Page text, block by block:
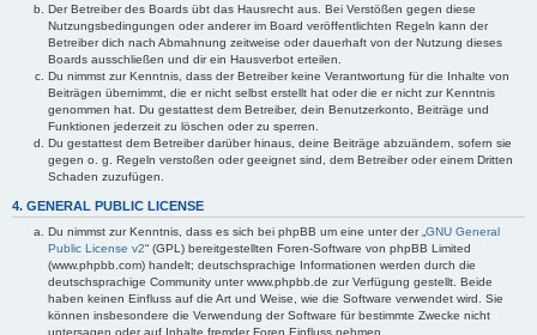
Der Betreiber des Boards übt das Hausrecht aus. Bei Verstößen gegen diese
Nutzungsbedingungen oder anderer im Board veröffentlichten Regeln kann der
Betreiber dich nach Abmahnung zeitweise oder dauerhaft von der Nutzung dieses
Boards ausschließen und dir ein Hausverbot erteilen.
Du nimmst zur Kenntnis, dass der Betreiber keine Verantwortung für die Inhalte von
Beiträgen übernimmt, die er nicht selbst erstellt hat oder die er nicht zur Kenntnis
genommen hat. Du gestattest dem Betreiber, dein Benutzerkonto, Beiträge und
Funktionen jederzeit zu löschen oder zu sperren.
Du gestattest dem Betreiber darüber hinaus, deine Beiträge abzuändern, sofern sie
gegen o. g. Regeln verstoßen oder geeignet sind, dem Betreiber oder einem Dritten
Schaden zuzufügen.
4. GENERAL PUBLIC LICENSE
Du nimmst zur Kenntnis, dass es sich bei phpBB um eine unter der „ GNU General
Public License v2“ (GPL) bereitgestellten Foren-Software von phpBB Limited
(www.phpbb.com) handelt; deutschsprachige Informationen werden durch die
deutschsprachige Community unter www.phpbb.de zur Verfügung gestellt. Beide
haben keinen Einfluss auf die Art und Weise, wie die Software verwendet wird. Sie
können insbesondere die Verwendung der Software für bestimmte Zwecke nicht
untersagen oder auf Inhalte fremder Foren Einfluss nehmen.